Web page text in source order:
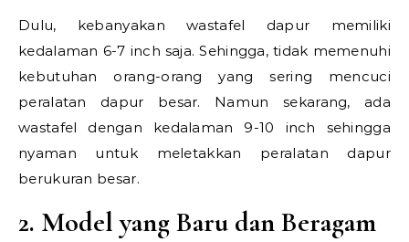
Dulu, kebanyakan wastafel dapur memiliki
kedalaman 6-7 inch saja. Sehingga, tidak memenuhi
kebutuhan orang-orang yang sering mencuci
peralatan dapur besar. Namun sekarang, ada
wastafel dengan kedalaman 9-10 inch sehingga
nyaman untuk meletakkan peralatan dapur
berukuran besar.
2. Model yang Baru dan Beragam